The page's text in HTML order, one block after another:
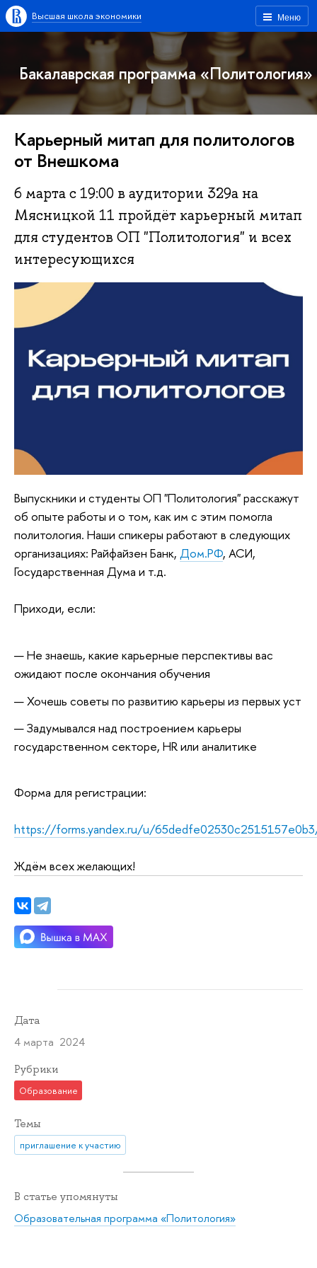
Меню
Высшая школа экономики
Бакалаврская программа «Политология»
Карьерный митап для политологов
от Внешкома
6 марта с 19:00 в аудитории 329а на
Мясницкой 11 пройдёт карьерный митап
для студентов ОП "Политология" и всех
интересующихся
Выпускники и студенты ОП "Политология" расскажут
об опыте работы и о том, как им с этим помогла
политология. Наши спикеры работают в следующих
организациях: Райфайзен Банк, Дом.РФ, АСИ,
Государственная Дума и т.д.
Приходи, если:
Не знаешь, какие карьерные перспективы вас
ожидают после окончания обучения
Хочешь советы по развитию карьеры из первых уст
Задумывался над построением карьеры
государственном секторе, HR или аналитике
Форма для регистрации:
https://forms.yandex.ru/u/
Ждём всех желающих!
Дата
4 марта 2024
Рубрики
Образование
Темы
приглашение к участию
В статье упомянуты
Образовательная программа «Политология»